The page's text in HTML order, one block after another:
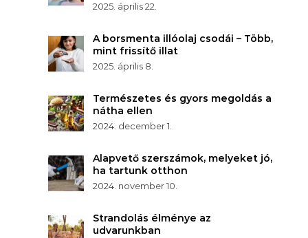
2025. április 22.
A borsmenta illóolaj csodái – Több,
mint frissítő illat
2025. április 8.
Természetes és gyors megoldás a
nátha ellen
2024. december 1.
Alapvető szerszámok, melyeket jó,
ha tartunk otthon
2024. november 10.
Strandolás élménye az
udvarunkban